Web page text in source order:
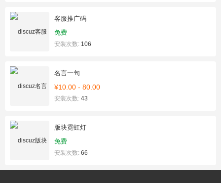
客服推广码
免费
安装次数: 106
名言一句
¥10.00 - 80.00
安装次数: 43
版块霓虹灯
免费
安装次数: 66